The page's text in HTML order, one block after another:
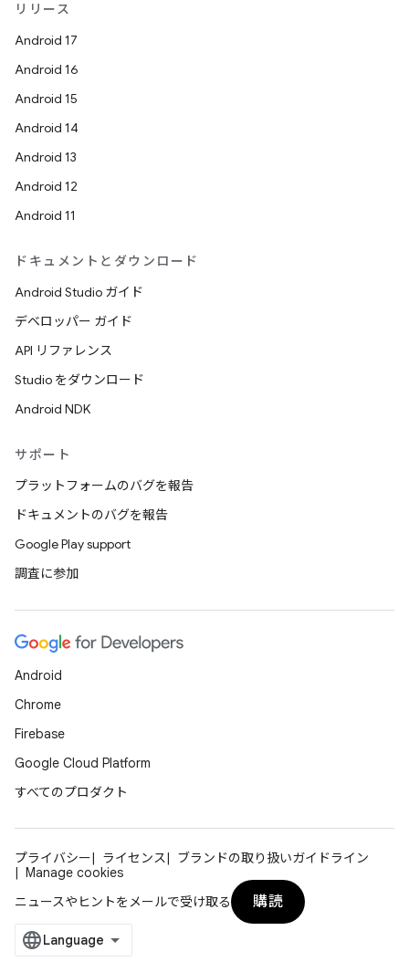
リリース
Android 17
Android 16
Android 15
Android 14
Android 13
Android 12
Android 11
ドキュメントとダウンロード
Android Studio ガイド
デベロッパー ガイド
API リファレンス
Studio をダウンロード
Android NDK
サポート
プラットフォームのバグを報告
ドキュメントのバグを報告
Google Play support
調査に参加
Android
Chrome
Firebase
Google Cloud Platform
すべてのプロダクト
プライバシー ライセンス
ブランドの取り扱いガイドライン
Manage cookies
ニュースやヒントをメールで受け取る
購読